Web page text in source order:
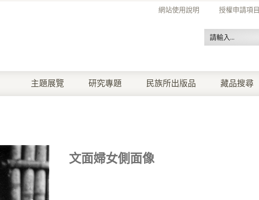
網站使用說明 授權申請項目
主題展覽 研究專題 民族所出版品 藏品搜尋
文面婦女側面像